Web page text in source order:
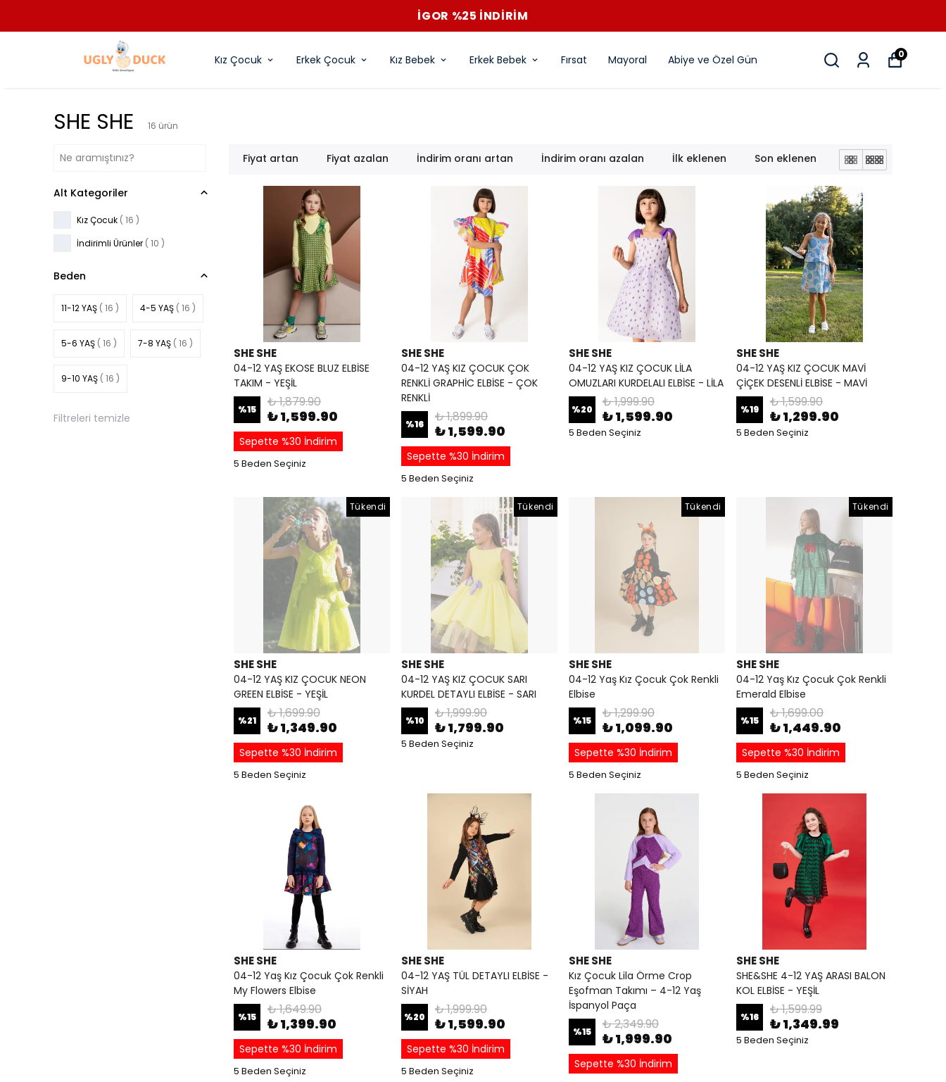
İGOR %25 İNDİRİM
Kız Çocuk Erkek Çocuk Kız Bebek Erkek Bebek Fırsat Mayoral Abiye ve Özel Gün 0
SHE SHE 16 ürün
Fiyat artan Fiyat azalan İndirim oranı artan İndirim oranı azalan İlk eklenen Son eklenen
Alt Kategoriler
Kız Çocuk ( 16 )
İndirimli Ürünler ( 10 )
Beden
11-12 YAŞ ( 16 ) 4-5 YAŞ ( 16 )
5-6 YAŞ ( 16 ) 7-8 YAŞ ( 16 )
9-10 YAŞ ( 16 )
Filtreleri temizle
SHE SHE
04-12 YAŞ EKOSE BLUZ ELBİSE
TAKIM - YEŞİL
%15 ₺ 1,879.90
₺ 1,599.90
Sepette %30 İndirim
5 Beden Seçiniz
SHE SHE
04-12 YAŞ KIZ ÇOCUK ÇOK
RENKLİ GRAPHİC ELBİSE - ÇOK
RENKLİ
%16 ₺ 1,899.90
₺ 1,599.90
Sepette %30 İndirim
5 Beden Seçiniz
SHE SHE
04-12 YAŞ KIZ ÇOCUK LİLA
OMUZLARI KURDELALI ELBİSE - LİLA
%20 ₺ 1,999.90
₺ 1,599.90
5 Beden Seçiniz
SHE SHE
04-12 YAŞ KIZ ÇOCUK MAVİ
ÇİÇEK DESENLİ ELBİSE - MAVİ
%19 ₺ 1,599.90
₺ 1,299.90
5 Beden Seçiniz
Tükendi
SHE SHE
04-12 YAŞ KIZ ÇOCUK NEON
GREEN ELBİSE - YEŞİL
%21 ₺ 1,699.90
₺ 1,349.90
Sepette %30 İndirim
5 Beden Seçiniz
Tükendi
SHE SHE
04-12 YAŞ KIZ ÇOCUK SARI
KURDEL DETAYLI ELBİSE - SARI
%10 ₺ 1,999.90
₺ 1,799.90
5 Beden Seçiniz
Tükendi
SHE SHE
04-12 Yaş Kız Çocuk Çok Renkli
Elbise
%15 ₺ 1,299.90
₺ 1,099.90
Sepette %30 İndirim
5 Beden Seçiniz
Tükendi
SHE SHE
04-12 Yaş Kız Çocuk Çok Renkli
Emerald Elbise
%15 ₺ 1,699.00
₺ 1,449.90
Sepette %30 İndirim
5 Beden Seçiniz
SHE SHE
04-12 Yaş Kız Çocuk Çok Renkli
My Flowers Elbise
%15 ₺ 1,649.90
₺ 1,399.90
Sepette %30 İndirim
5 Beden Seçiniz
SHE SHE
04-12 YAŞ TÜL DETAYLI ELBİSE -
SİYAH
%20 ₺ 1,999.90
₺ 1,599.90
Sepette %30 İndirim
5 Beden Seçiniz
SHE SHE
Kız Çocuk Lila Örme Crop
Eşofman Takımı – 4-12 Yaş
İspanyol Paça
%15 ₺ 2,349.90
₺ 1,999.90
Sepette %30 İndirim
SHE SHE
SHE&SHE 4-12 YAŞ ARASI BALON
KOL ELBİSE - YEŞİL
%16 ₺ 1,599.99
₺ 1,349.99
5 Beden Seçiniz